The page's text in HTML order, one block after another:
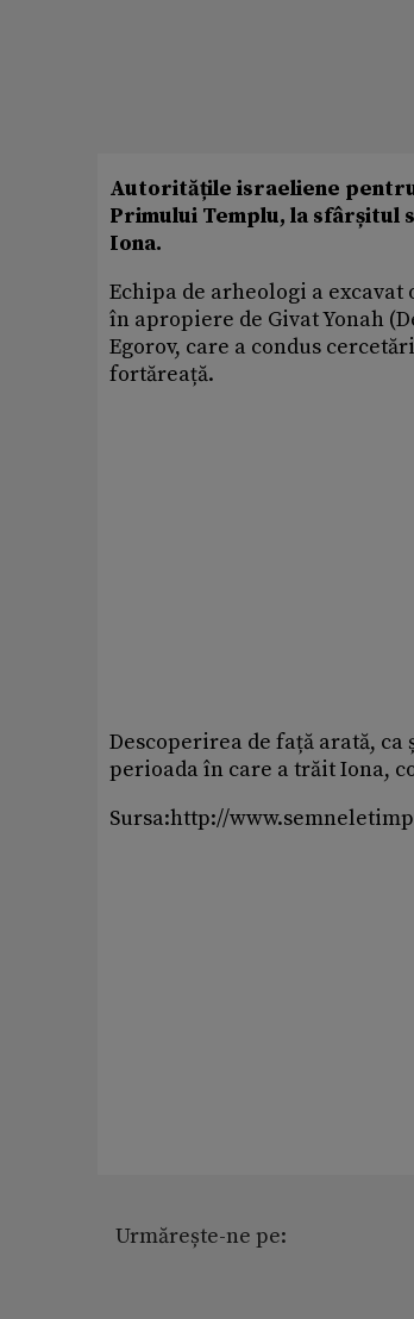
Autoritățile israeliene
Primului Templu, la
Iona.
Echipa de arheologi a excavat
în apropiere de Givat Yonah
Egorov, care a condus
fortăreață.
Descoperirea de față arată,
perioada în care a trăit Iona,
Sursa:http://
Urmărește-ne pe: